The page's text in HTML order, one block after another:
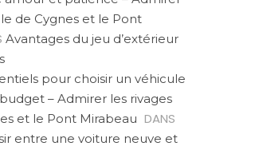
de Cygnes et le Pont
Avantages du jeu d’extérieur
pour choisir un véhicule
– Admirer les rivages
et le Pont Mirabeau DANS
entre une voiture neuve et